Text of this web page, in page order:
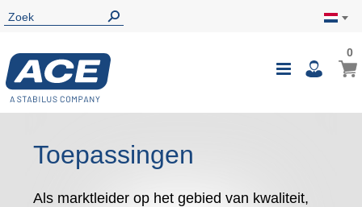
0
Toepassingen
Als marktleider op het gebied van kwaliteit,